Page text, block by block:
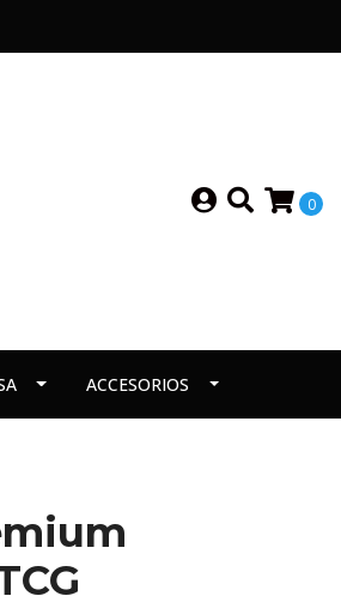
0
ACCESORIOS